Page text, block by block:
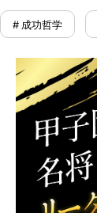
# 成功哲学